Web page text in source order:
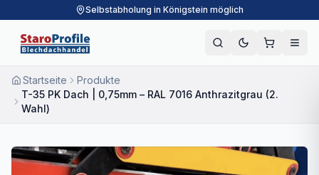
Selbstabholung in Königstein möglich
Startseite
Produkte
T-35 PK Dach | 0,75mm – RAL 7016 Anthrazitgrau (2.
Wahl)